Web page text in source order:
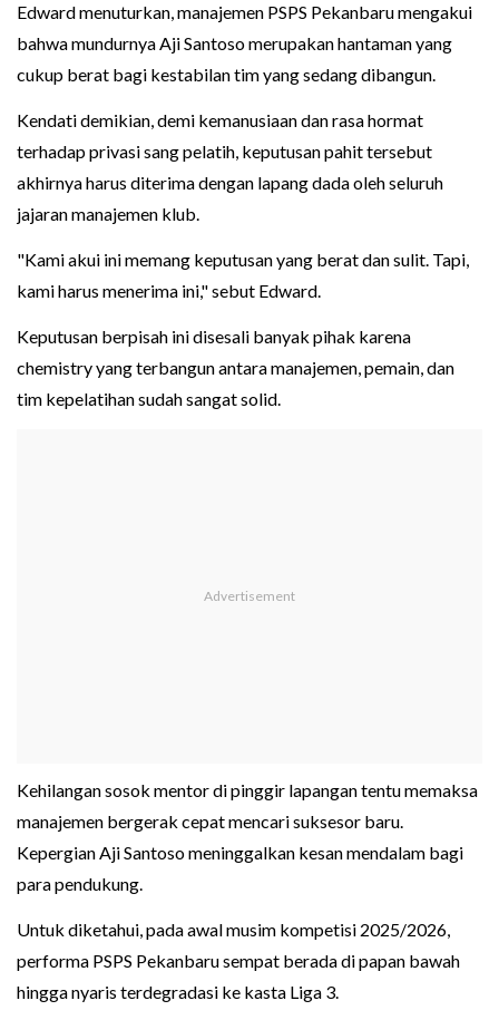
Edward menuturkan, manajemen PSPS Pekanbaru mengakui
bahwa mundurnya Aji Santoso merupakan hantaman yang
cukup berat bagi kestabilan tim yang sedang dibangun.
Kendati demikian, demi kemanusiaan dan rasa hormat
terhadap privasi sang pelatih, keputusan pahit tersebut
akhirnya harus diterima dengan lapang dada oleh seluruh
jajaran manajemen klub.
"Kami akui ini memang keputusan yang berat dan sulit. Tapi,
kami harus menerima ini," sebut Edward.
Keputusan berpisah ini disesali banyak pihak karena
chemistry yang terbangun antara manajemen, pemain, dan
tim kepelatihan sudah sangat solid.
Kehilangan sosok mentor di pinggir lapangan tentu memaksa
manajemen bergerak cepat mencari suksesor baru.
Kepergian Aji Santoso meninggalkan kesan mendalam bagi
para pendukung.
Untuk diketahui, pada awal musim kompetisi 2025/2026,
performa PSPS Pekanbaru sempat berada di papan bawah
hingga nyaris terdegradasi ke kasta Liga 3.